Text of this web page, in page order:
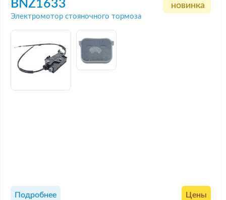
BNZ1633
Электромотор стояночного тормоза
новинка
Подробнее Цены